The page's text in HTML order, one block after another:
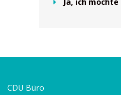
CDU Büro